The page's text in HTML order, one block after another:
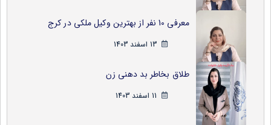
معرفی 10 نفر از بهترین وکیل ملکی در کرج
13 اسفند 1403
طلاق بخاطر بد دهنی زن
11 اسفند 1403